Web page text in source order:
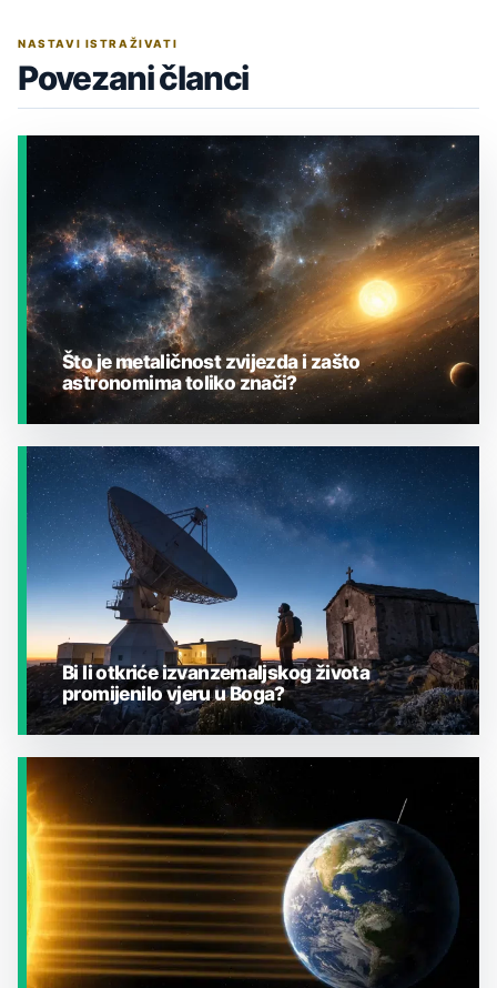
NASTAVI ISTRAŽIVATI
Povezani članci
JESTE LI ZNALI?
Što je metaličnost zvijezda i zašto
astronomima toliko znači?
JESTE LI ZNALI?
Bi li otkriće izvanzemaljskog života
promijenilo vjeru u Boga?